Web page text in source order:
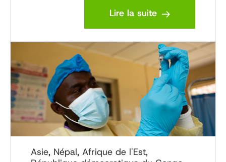
Lire la suite
Asie, Népal, Afrique de l'Est,